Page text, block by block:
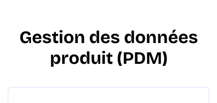
Gestion des données
produit (PDM)